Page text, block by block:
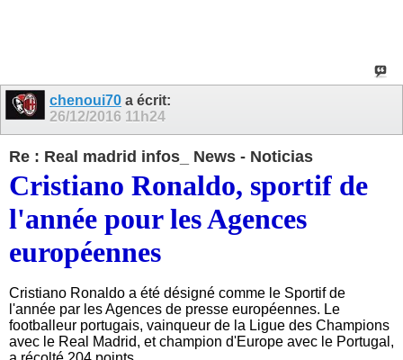
chenoui70 a écrit:
26/12/2016 11h24
Re : Real madrid infos_ News - Noticias
Cristiano Ronaldo, sportif de
l'année pour les Agences
européennes
Cristiano Ronaldo a été désigné comme le Sportif de
l'année par les Agences de presse européennes. Le
footballeur portugais, vainqueur de la Ligue des Champions
avec le Real Madrid, et champion d'Europe avec le Portugal,